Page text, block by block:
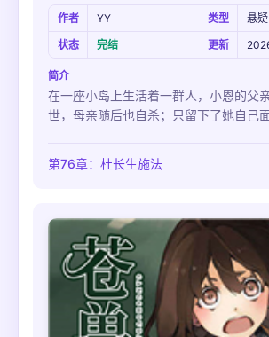
作者 YY 类型
悬
状态
完结 更新
简介
在一座小岛上生活着一群人，小恩的父
世，母亲随后也自杀；只留下了她自己
第76章：杜长生施法